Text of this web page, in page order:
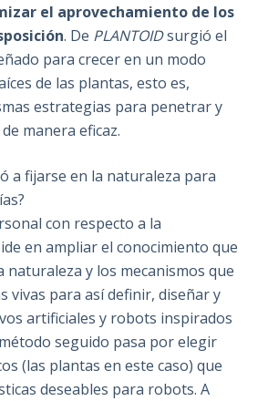
el aprovechamiento de los
. De PLANTOIDsurgió el
para crecer en un modo
de las plantas, esto es,
estrategias para penetrar y
manera eficaz.
a fijarse en la naturaleza para
con respecto a la
en ampliar el conocimiento que
naturaleza y los mecanismos que
vivas para así definir, diseñar y
artificiales y robots inspirados
seguido pasa por elegir
(las plantas en este caso) que
deseables para robots. A